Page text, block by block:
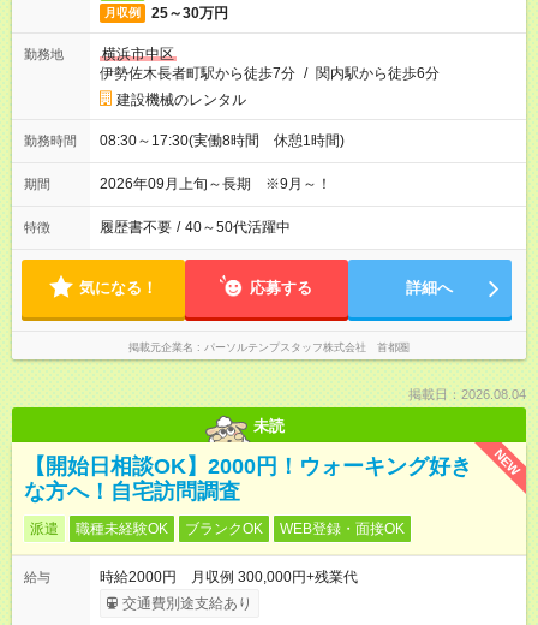
月収例 25～30万円
勤務地
横浜市中区
伊勢佐木長者町駅から徒歩7分 / 関内駅から徒歩6分
建設機械のレンタル
勤務時間 08:30～17:30(実働8時間 休憩1時間)
期間 2026年09月上旬～長期 ※9月～！
特徴 履歴書不要 / 40～50代活躍中
気になる！ 応募する 詳細へ
掲載元企業名 パーソルテンプスタッフ株式会社 首都圏
掲載日：2026.08.04
未読
NEW
【開始日相談OK】2000円！ウォーキング好き
な方へ！自宅訪問調査
派遣 職種未経験OK ブランクOK WEB登録・面接OK
給与
時給2000円 月収例 300,000円+残業代
交通費別途支給あり